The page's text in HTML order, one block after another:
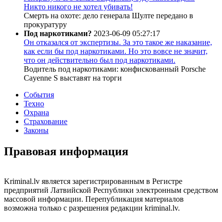
Никто никого не хотел убивать!
Смерть на охоте: дело генерала Шулте передано в
прокуратуру
Под наркотиками? 2023-06-09 05:27:17
Он отказался от экспертизы. За это такое же наказание,
как если бы под наркотиками. Но это вовсе не значит,
что он действительно был под наркотиками.
Водитель под наркотиками: конфискованный Porsche
Cayenne S выставят на торги
События
Техно
Охрана
Страхование
Законы
Правовая информация
Kriminal.lv является зарегистрированным в Регистре
предприятий Латвийской Республики электронным средством
массовой информации. Перепубликация материалов
возможна только с разрешения редакции kriminal.lv.